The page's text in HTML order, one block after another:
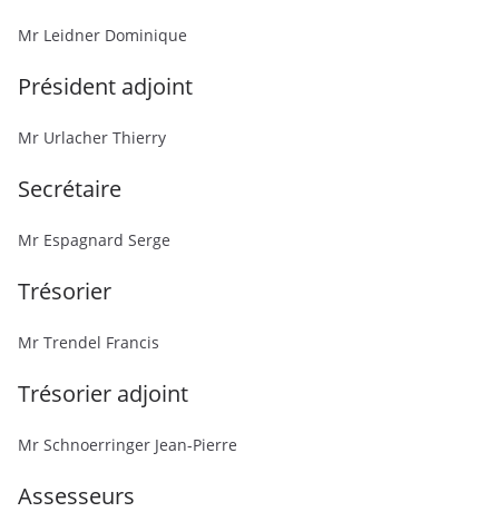
Mr Leidner Dominique
Président adjoint
Mr Urlacher Thierry
Secrétaire
Mr Espagnard Serge
Trésorier
Mr Trendel Francis
Trésorier adjoint
Mr Schnoerringer Jean-Pierre
Assesseurs